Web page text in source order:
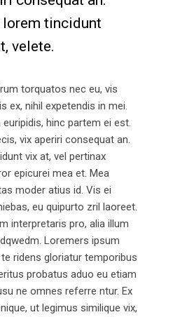
lorem tincidunt
velete.
torquatos nec eu, vis
ex, nihil expetendis in mei.
euripidis, hinc partem ei est.
vix aperiri consequat an.
vix at, vel pertinax
epicurei mea et. Mea
moder atius id. Vis ei
eu quipurto zril laoreet.
interpretaris pro, alia illum
Loremers ipsum
ridens gloriatur temporibus
probatus aduo eu etiam
ne omnes referre ntur. Ex
ut legimus similique vix,